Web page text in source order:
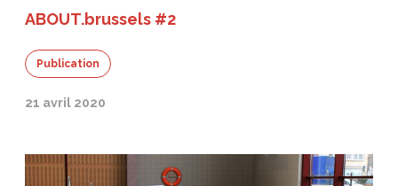
ABOUT.brussels #2
Publication
21 avril 2020